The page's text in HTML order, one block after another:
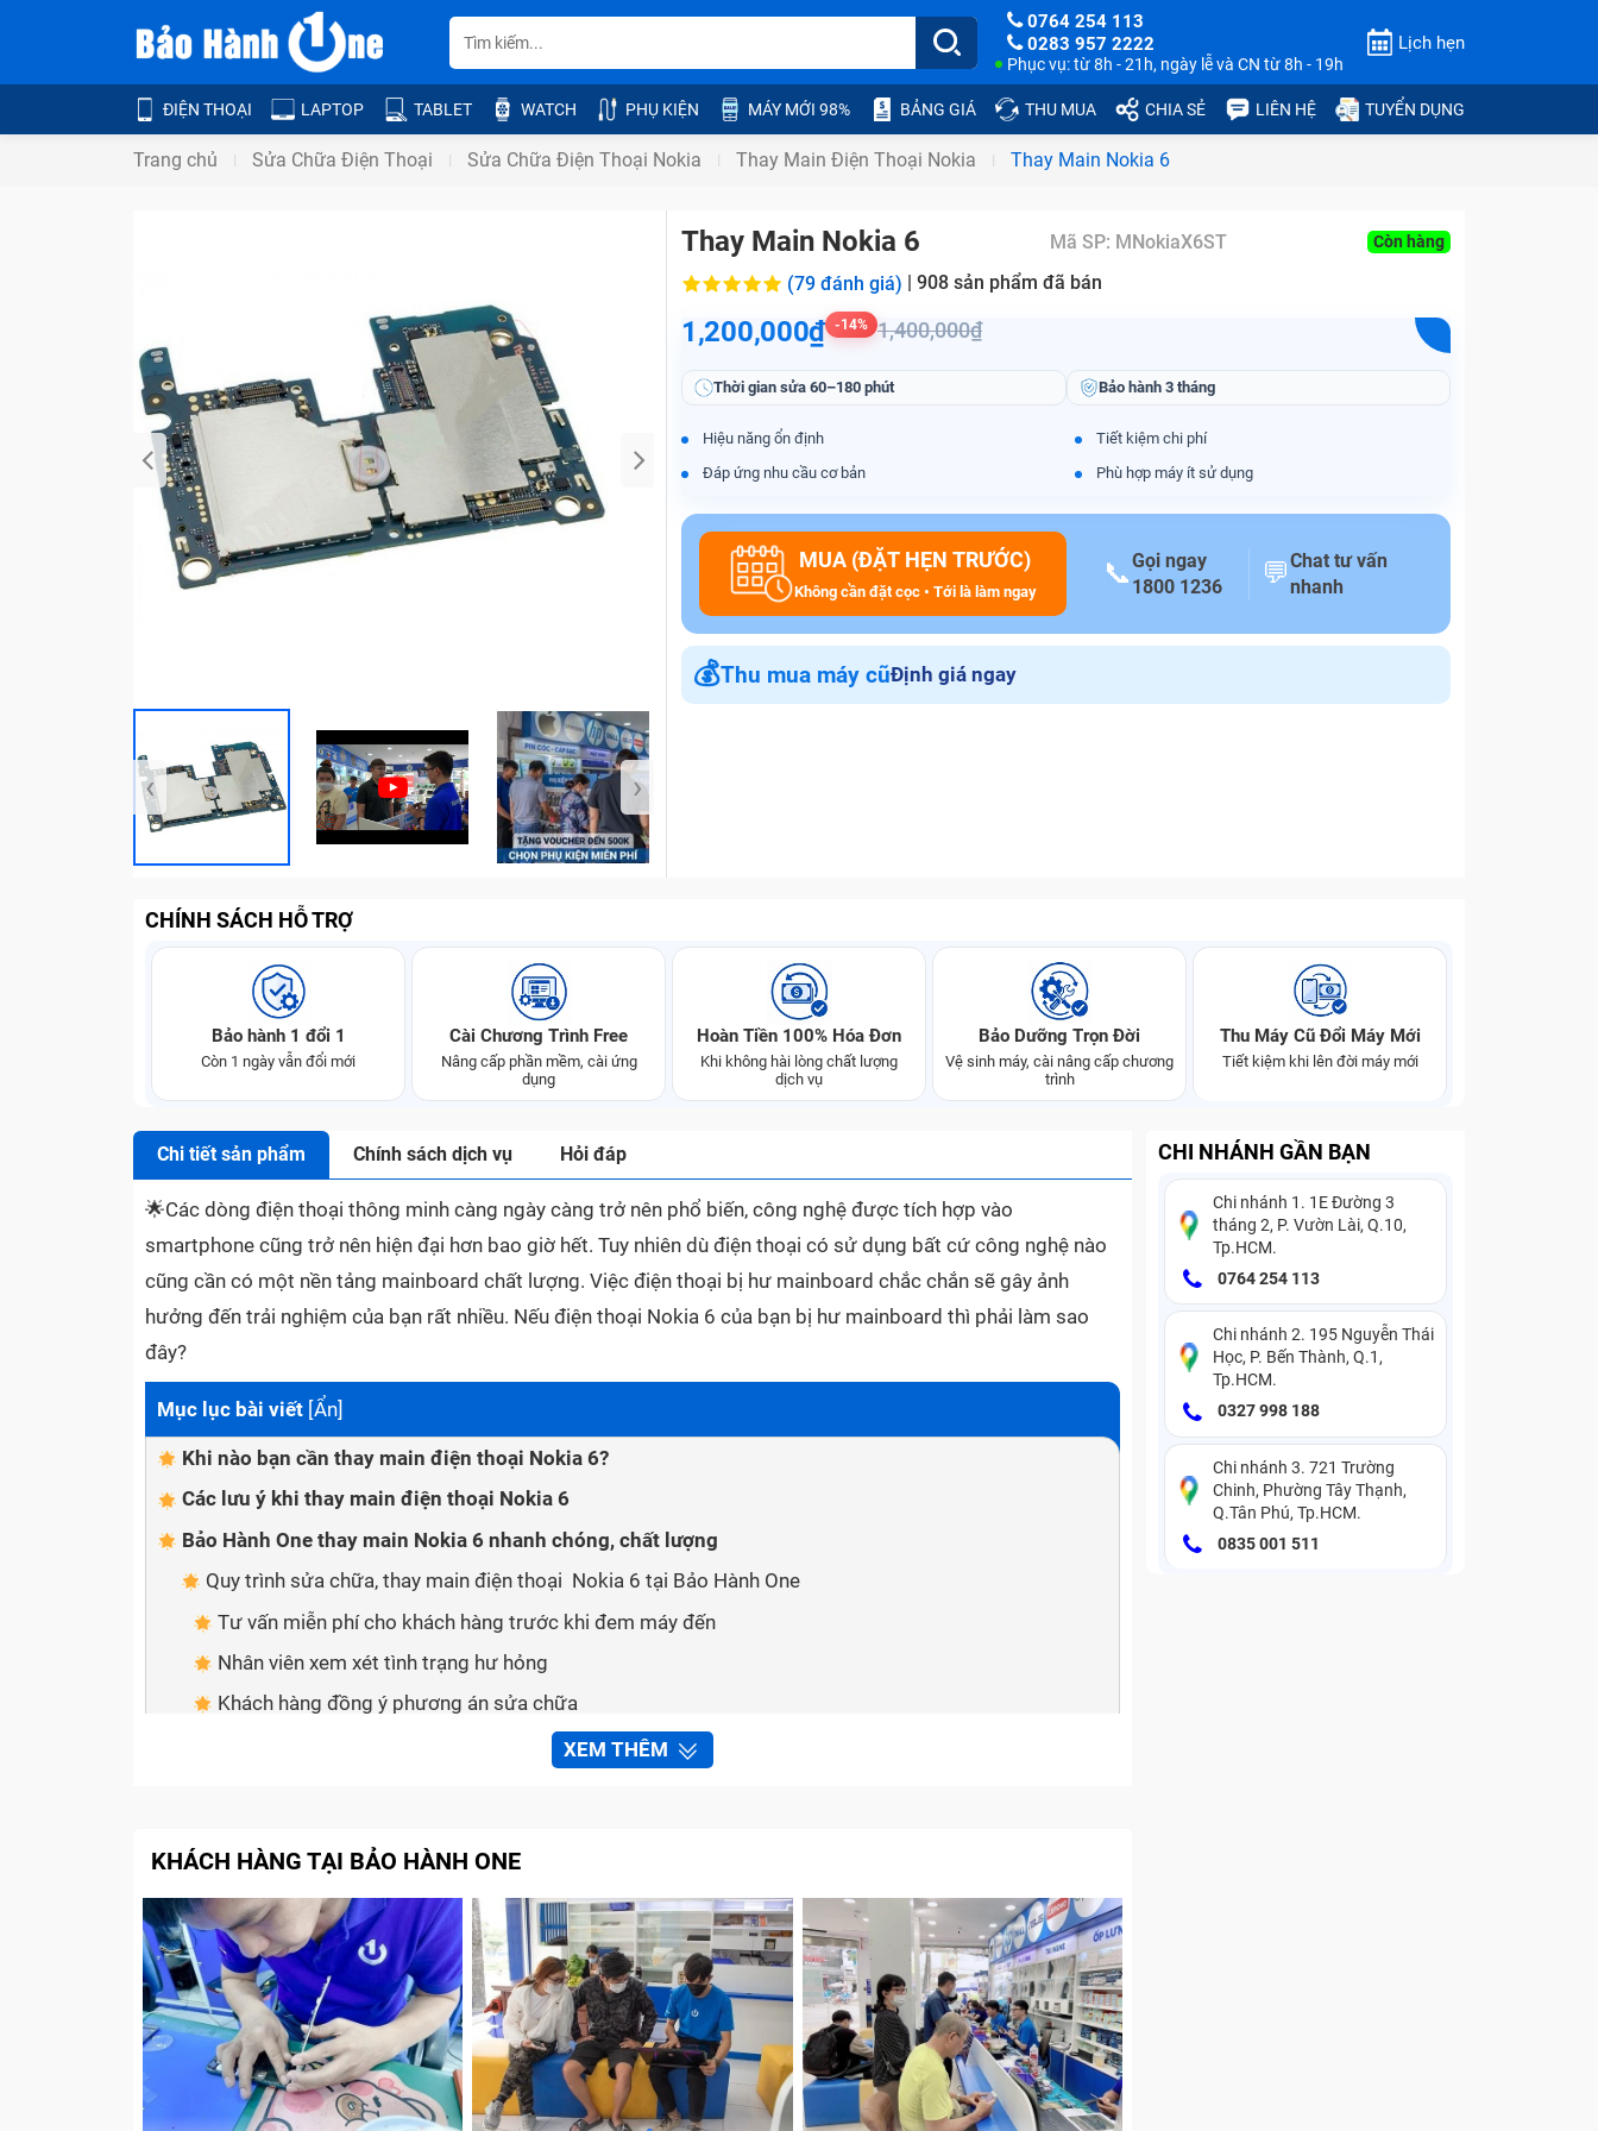
0764 254 113
0283 957 2222
Phục vụ: từ 8h - 21h, ngày lễ và CN từ 8h - 19h
Lịch hẹn
ĐIỆN THOẠI LAPTOP TABLET WATCH PHỤ KIỆN MÁY MỚI 98% BẢNG GIÁ THU MUA CHIA SẺ LIÊN HỆ TUYỂN DỤNG
Trang chủ Sửa Chữa Điện Thoại Sửa Chữa Điện Thoại Nokia Thay Main Điện Thoại Nokia Thay Main Nokia 6
Bảo Hành One
‹ ›
Thay Main Nokia 6 Mã SP: MNokiaX6ST Còn hàng
(79 đánh giá) | 908 sản phẩm đã bán
1,200,000₫ -14% 1,400,000₫
Thời gian sửa 60–180 phút Bảo hành 3 tháng
Hiệu năng ổn định
Đáp ứng nhu cầu cơ bản
Tiết kiệm chi phí
Phù hợp máy ít sử dụng
MUA (ĐẶT HẸN TRƯỚC)
Không cần đặt cọc • Tới là làm ngay
📞Gọi ngay
1800 1236
💬Chat tư vấn
nhanh
💰Thu mua máy cũĐịnh giá ngay
CHÍNH SÁCH HỖ TRỢ
Bảo hành 1 đổi 1
Còn 1 ngày vẫn đổi mới
Cài Chương Trình Free
Nâng cấp phần mềm, cài ứng
dụng
Hoàn Tiền 100% Hóa Đơn
Khi không hài lòng chất lượng
dịch vụ
Bảo Dưỡng Trọn Đời
Vệ sinh máy, cài nâng cấp chương
trình
Thu Máy Cũ Đổi Máy Mới
Tiết kiệm khi lên đời máy mới
Chi tiết sản phẩm Chính sách dịch vụ Hỏi đáp
🌟Các dòng điện thoại thông minh càng ngày càng trở nên phổ biến, công nghệ được tích hợp vào
smartphone cũng trở nên hiện đại hơn bao giờ hết. Tuy nhiên dù điện thoại có sử dụng bất cứ công nghệ nào
cũng cần có một nền tảng mainboard chất lượng. Việc điện thoại bị hư mainboard chắc chắn sẽ gây ảnh
hưởng đến trải nghiệm của bạn rất nhiều. Nếu điện thoại Nokia 6 của bạn bị hư mainboard thì phải làm sao
đây?
Mục lục bài viết [Ẩn]
Khi nào bạn cần thay main điện thoại Nokia 6?
Các lưu ý khi thay main điện thoại Nokia 6
Bảo Hành One thay main Nokia 6 nhanh chóng, chất lượng
Quy trình sửa chữa, thay main điện thoại Nokia 6 tại Bảo Hành One
Tư vấn miễn phí cho khách hàng trước khi đem máy đến
Nhân viên xem xét tình trạng hư hỏng
Khách hàng đồng ý phương án sửa chữa
Khi nào bạn cần thay main điện thoại Nokia 6?
Vấn đề nào cũng có những dấu hiệu để chúng ta nhận biết ra nó. Những dấu hiệu cho thấy main điện thoại gặp
vấn đề cũng hết sức đặc trưng:
Máy đang sử dụng bị sập nguồn: Lỗi này có thể do nguồn pin của máy gây lên nhưng khả năng cao vẫn là
do main
Trong quá trình sử dụng máy nóng rất nhanh và pin “tụt dốc không phanh”
Máy không khởi động lên được
XEM THÊM
KHÁCH HÀNG TẠI BẢO HÀNH ONE
CHI NHÁNH GẦN BẠN
Chi nhánh 1. 1E Đường 3
tháng 2, P. Vườn Lài, Q.10,
Tp.HCM.
0764 254 113
Chi nhánh 2. 195 Nguyễn Thái
Học, P. Bến Thành, Q.1,
Tp.HCM.
0327 998 188
Chi nhánh 3. 721 Trường
Chinh, Phường Tây Thạnh,
Q.Tân Phú, Tp.HCM.
0835 001 511